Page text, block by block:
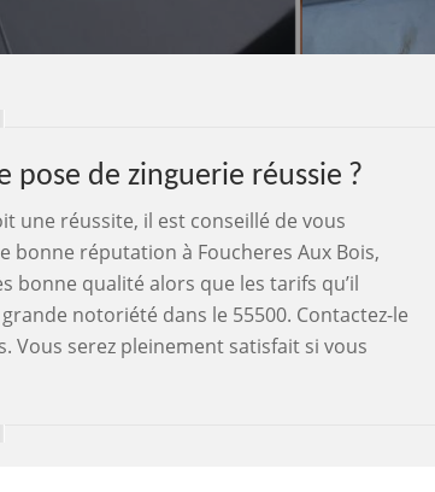
pose de zinguerie réussie ?
une réussite, il est conseillé de vous
bonne réputation à Foucheres Aux Bois,
bonne qualité alors que les tarifs qu’il
notoriété dans le 55500. Contactez-le
Vous serez pleinement satisfait si vous